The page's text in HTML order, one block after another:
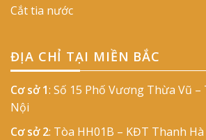
Cắt tia nước
ĐỊA CHỈ TẠI MIỀN BẮC
Cơ sở 1: Số 15 Phố Vương Thừa Vũ –
Nội
Cơ sở 2: Tòa HH01B – KĐT Thanh